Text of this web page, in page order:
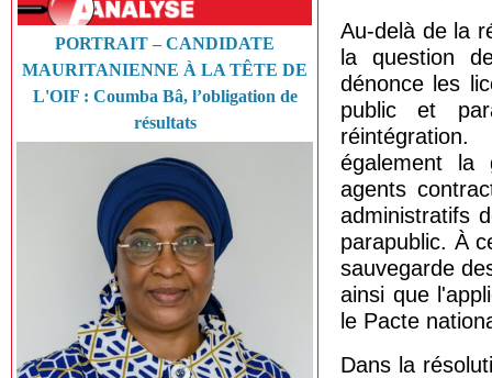
PORTRAIT – CANDIDATE
MAURITANIENNE À LA TÊTE DE
L'OIF : Coumba Bâ, l’obligation de
résultats
Au-delà de la
la question
dénonce les
public et
également la
agents
administratifs
parapublic. À
sauvegarde
ainsi que
le Pacte
Dans la